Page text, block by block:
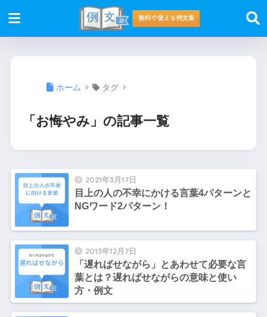
ホーム タグ
「お悔やみ」の記事一覧
2021年3月17日
目上の人の不幸にかける言葉4パターンと
NGワード2パターン！
2013年12月7日
「遅ればせながら」とあわせて必要な言
葉とは？遅ればせながらの意味と使い
方・例文